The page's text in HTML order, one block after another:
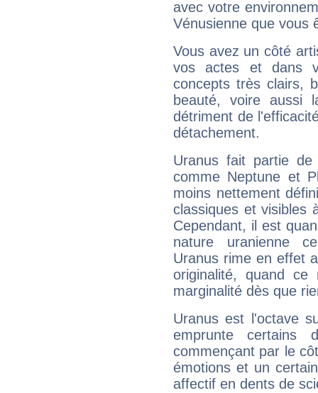
avec votre
Vénusienne que vous
Vous avez un côté
vos actes et dans
concepts très clairs,
beauté, voire aussi
détriment de
détachement.
Uranus fait partie
comme Neptune et
moins nettement
classiques et visibles
Cependant, il est
nature uranienne
Uranus rime en effet
originalité, quand ce
marginalité dès que
Uranus est l'octave
emprunte
commençant par le
émotions et un
affectif en dents de